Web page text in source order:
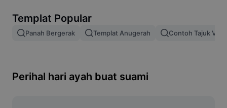
Gabungan imej
Ubah Saiz Imej
Templat Popular
Panah Bergerak Templat Anugerah Contoh Tajuk
Perihal hari ayah buat suami